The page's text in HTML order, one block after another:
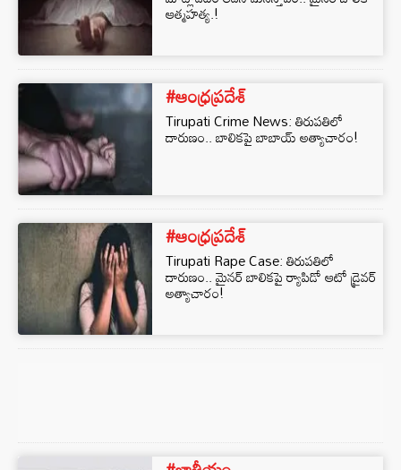
ఆత్మహత్య.!
#ఆంధ్రప్రదేశ్
Tirupati Crime News: తిరుపతిలో
దారుణం.. బాలికపై బాబాయ్ అత్యాచారం!
#ఆంధ్రప్రదేశ్
Tirupati Rape Case: తిరుపతిలో
దారుణం.. మైనర్ బాలికపై ర్యాపిడో ఆటో డ్రైవర్
అత్యాచారం!